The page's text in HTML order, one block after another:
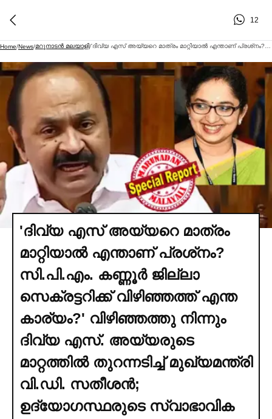
12
Home/News/മറുനാടന്‍ മലയാളി/
'ദിവ്യ എസ് അയ്യറെ മാത്രം
മാറ്റിയാല്‍ എന്താണ് പ്രശ്‌നം?
സി.പി.എം. കണ്ണൂര്‍ ജില്ലാ
സെക്രട്ടറിക്ക് വിഴിഞ്ഞത്ത് എന്ത
കാര്യം?' വിഴിഞ്ഞത്തു നിന്നും
ദിവ്യ എസ്. അയ്യരുടെ
മാറ്റത്തില്‍ തുറന്നടിച്ച്‌ മുഖ്യമന്ത്രി
വി.ഡി. സതീശന്‍;
ഉദ്യോഗസ്ഥരുടെ സ്വാഭാവിക